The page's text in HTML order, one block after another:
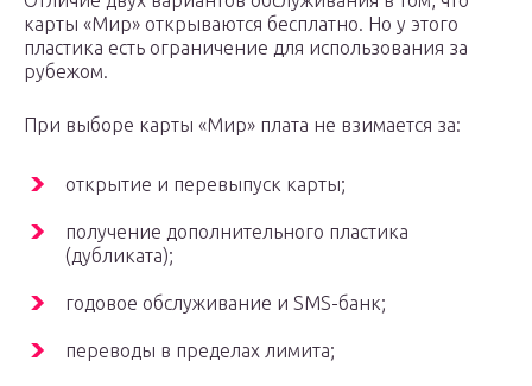
карты «Мир» открываются бесплатно. Но у этого
пластика есть ограничение для использования за
рубежом.
При выборе карты «Мир» плата не взимается за:
открытие и перевыпуск карты;
получение дополнительного пластика
(дубликата);
годовое обслуживание и SMS-банк;
переводы в пределах лимита;